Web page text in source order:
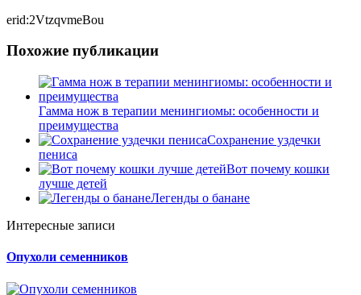
erid:2VtzqvmeBou
Похожие публикации
Гамма нож в терапии менингиомы: особенности и
преимущества
Сохранение уздечки
пениса
Вот почему кошки
лучше детей
Легенды о банане
Интересные записи
Опухоли семенников